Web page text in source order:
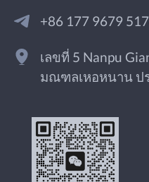
+86 177 9679
เลขที่ 5 Nanpu
มณฑลเหอหนาน ป